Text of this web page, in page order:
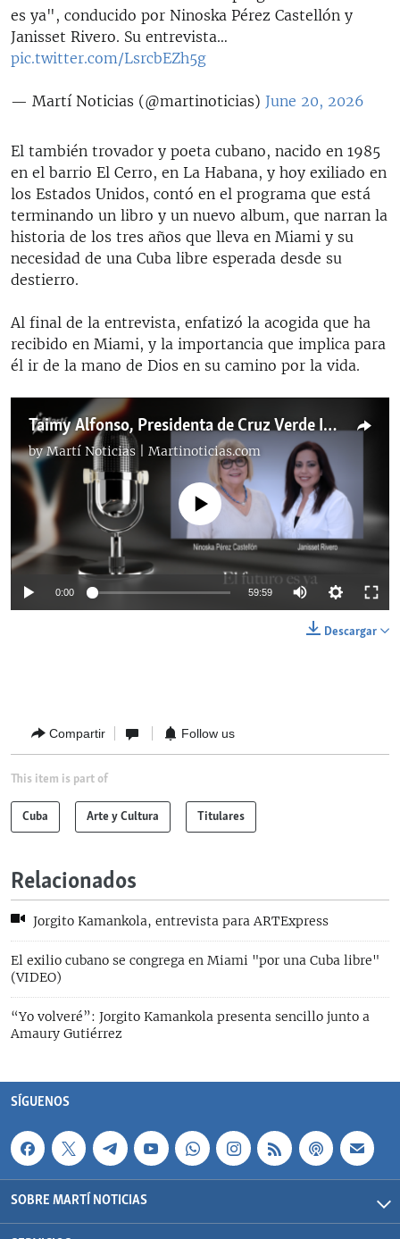
es ya", conducido por Ninoska Pérez Castellón y
Janisset Rivero. Su entrevista…
pic.twitter.com/LsrcbEZh5g
— Martí Noticias (@martinoticias) June 20, 2026
El también trovador y poeta cubano, nacido en 1985
en el barrio El Cerro, en La Habana, y hoy exiliado en
los Estados Unidos, contó en el programa que está
terminando un libro y un nuevo album, que narran la
historia de los tres años que lleva en Miami y su
necesidad de una Cuba libre esperada desde su
destierro.
Al final de la entrevista, enfatizó la acogida que ha
recibido en Miami, y la importancia que implica para
él ir de la mano de Dios en su camino por la vida.
Taimy Alfonso, Presidenta de Cruz Verde Internacional. Kamankola, músico cubano
byMartí Noticias | Martinoticias.com
480p
No media source currently available
0:00 59:59
144p
Descargar
Compartir Follow us
This item is part of
Cuba Arte y Cultura Titulares
Relacionados
Jorgito Kamankola, entrevista para ARTExpress
El exilio cubano se congrega en Miami "por una Cuba libre"
(VIDEO)
“Yo volveré”: Jorgito Kamankola presenta sencillo junto a
Amaury Gutiérrez
SÍGUENOS
SOBRE MARTÍ NOTICIAS